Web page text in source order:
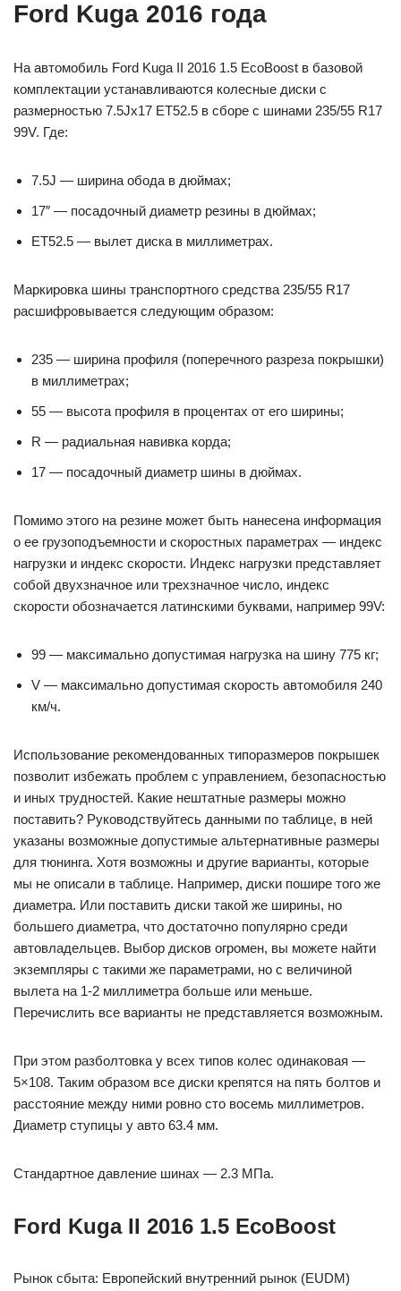
Ford Kuga 2016 года
На автомобиль Ford Kuga II 2016 1.5 EcoBoost в базовой
комплектации устанавливаются колесные диски с
размерностью 7.5Jx17 ET52.5 в сборе с шинами 235/55 R17
99V. Где:
7.5J — ширина обода в дюймах;
17″ — посадочный диаметр резины в дюймах;
ET52.5 — вылет диска в миллиметрах.
Маркировка шины транспортного средства 235/55 R17
расшифровывается следующим образом:
235 — ширина профиля (поперечного разреза покрышки)
в миллиметрах;
55 — высота профиля в процентах от его ширины;
R — радиальная навивка корда;
17 — посадочный диаметр шины в дюймах.
Помимо этого на резине может быть нанесена информация
о ее грузоподъемности и скоростных параметрах — индекс
нагрузки и индекс скорости. Индекс нагрузки представляет
собой двухзначное или трехзначное число, индекс
скорости обозначается латинскими буквами, например 99V:
99 — максимально допустимая нагрузка на шину 775 кг;
V — максимально допустимая скорость автомобиля 240
км/ч.
Использование рекомендованных типоразмеров покрышек
позволит избежать проблем с управлением, безопасностью
и иных трудностей. Какие нештатные размеры можно
поставить? Руководствуйтесь данными по таблице, в ней
указаны возможные допустимые альтернативные размеры
для тюнинга. Хотя возможны и другие варианты, которые
мы не описали в таблице. Например, диски пошире того же
диаметра. Или поставить диски такой же ширины, но
большего диаметра, что достаточно популярно среди
автовладельцев. Выбор дисков огромен, вы можете найти
экземпляры с такими же параметрами, но с величиной
вылета на 1-2 миллиметра больше или меньше.
Перечислить все варианты не представляется возможным.
При этом разболтовка у всех типов колес одинаковая —
5×108. Таким образом все диски крепятся на пять болтов и
расстояние между ними ровно сто восемь миллиметров.
Диаметр ступицы у авто 63.4 мм.
Стандартное давление шинах — 2.3 МПа.
Ford Kuga II 2016 1.5 EcoBoost
Рынок сбыта: Европейский внутренний рынок (EUDM)